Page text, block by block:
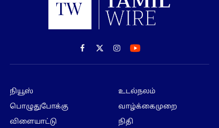
Facebook
X
(Twitter)
Instagram
நியூஸ்
பொழுதுபோக்கு
விளையாட்டு
உடல்நலம்
வாழ்க்கைமுறை
நிதி